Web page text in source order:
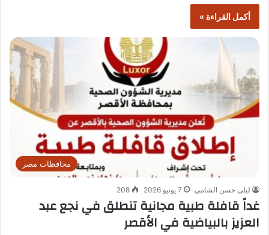
أكمل القراءة »
محافظات مصر
ليلى حسن الشامي 7 يونيو 2026 208
غداً قافلة طبية مجانية تنطلق في نجع عبد
العزيز بالبياضية في الأقصر